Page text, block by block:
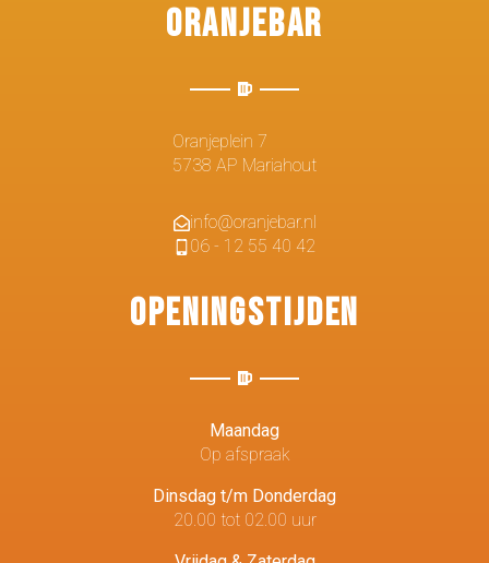
Oranjebar
Oranjeplein 7
5738 AP Mariahout
info@oranjebar.nl
06 - 12 55 40 42
Openingstijden
Maandag
Op afspraak
Dinsdag t/m Donderdag
20.00 tot 02.00 uur